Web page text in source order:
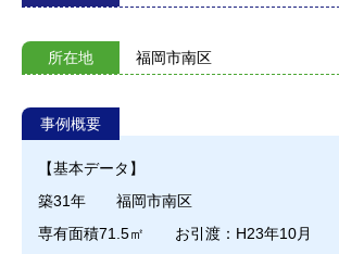
所在地 福岡市南区
事例概要
【基本データ】
築31年 福岡市南区
専有面積71.5㎡ お引渡：H23年10月